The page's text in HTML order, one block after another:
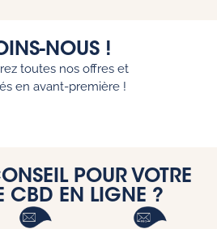
NOUS !
toutes nos offres et
en avant-première !
POUR VOTRE
CBD EN LIGNE ?